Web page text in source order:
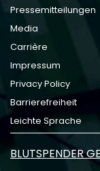
Pressemitteilungen
Media
Carrière
Impressum
Privacy Policy
Barrierefreiheit
Leichte Sprache
BLUTSPENDER